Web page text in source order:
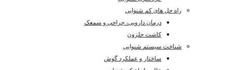
راه حل های کم شنوایی
درمان دارویی، جراحی و سمعک
کاشت حلزون
شناخت سیستم شنوایی
ساختار و عملکرد گوش